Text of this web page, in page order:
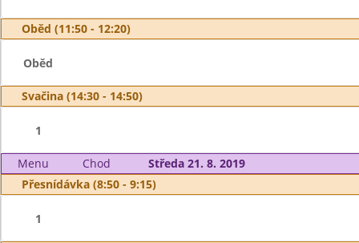
Oběd (11:50 - 12:20)
Oběd
Svačina (14:30 - 14:50)
1
Menu Chod
Středa 21. 8. 2019
Přesnídávka (8:50 - 9:15)
1